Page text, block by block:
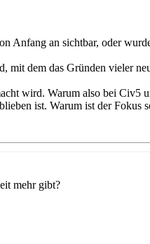
Anfang an sichtbar, oder
mit dem das Gründen vieler
wird. Warum also bei Civ5
ist. Warum ist der
mehr gibt?